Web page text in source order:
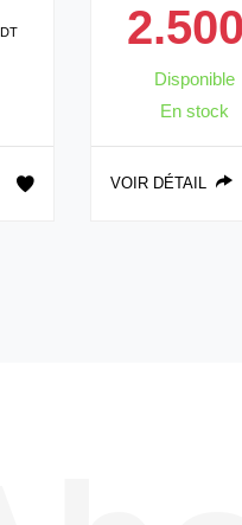
DT 2.500
Disponible
En stock
VOIR DÉTAIL